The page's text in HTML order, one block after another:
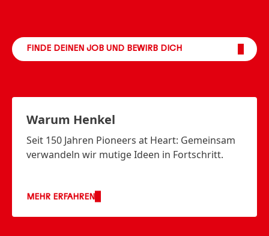
FINDE DEINEN JOB UND BEWIRB DICH
Warum Henkel
Seit 150 Jahren Pioneers at Heart: Gemeinsam
verwandeln wir mutige Ideen in Fortschritt.
MEHR ERFAHREN